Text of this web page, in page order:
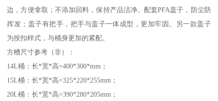
边，方便拿取；不添加回料，保持产品洁净。配套PFA盖子，防尘防
挥发；盖子有把手，把手与盖子一体成型，更加牢固。另一款盖子
为按扣样式，与桶身更加的紧配。
方槽尺寸参考（非）：
14L桶：长*宽*高=400*300*mm；
15L桶：长*宽*高=325*220*255mm；
20L桶：长*宽*高=390*280*205mm；